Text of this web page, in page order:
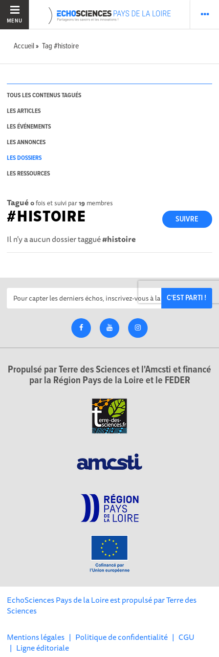
MENU
Accueil Tag #histoire
TOUS LES CONTENUS TAGUÉS
LES ARTICLES
LES ÉVÉNEMENTS
LES ANNONCES
LES DOSSIERS
LES RESSOURCES
Tagué 0fois et suivi par19 membres
SUIVRE
#HISTOIRE
Il n'y a aucun dossier taggué#histoire
C'EST PARTI !
Propulsé par Terre des Sciences et l'Amcsti et financé
par la Région Pays de la Loire et le FEDER
EchoSciences Pays de la Loire est propulsé parTerre des
Sciences
Mentions légales | Politique de confidentialité | CGU
| Ligne éditoriale